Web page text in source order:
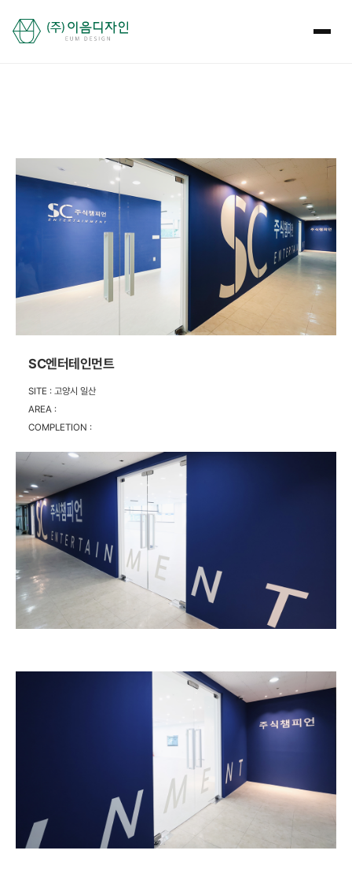
SC엔터테인먼트
SITE : 고양시 일산
AREA :
COMPLETION :